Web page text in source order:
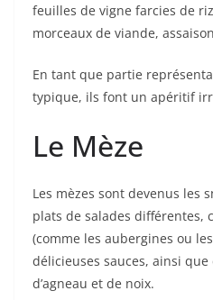
feuilles de vigne farcies de
morceaux de viande,
En tant que partie
typique, ils font un apéritif
Le Mèze
Les mèzes sont devenus les
plats de salades différentes,
(comme les aubergines ou
délicieuses sauces, ainsi
d’agneau et de noix.